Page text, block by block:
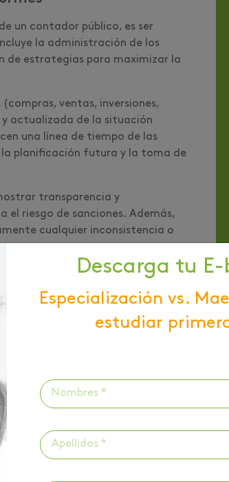
un contador público, es ser
la administración de los
de estrategias para maximizar la
ventas, inversiones,
actualizada de la situación
una línea de tiempo de las
la planificación futura y la toma de
transparencia y
riesgo de sanciones. Además,
cualquier inconsistencia o
los cuales pueden ser para
clara y precisa de la salud
en aquellas tareas
Así podrás aconsejar a los
por incumplimiento.
razones
Descarga tu E-
Especialización vs.
estudiar